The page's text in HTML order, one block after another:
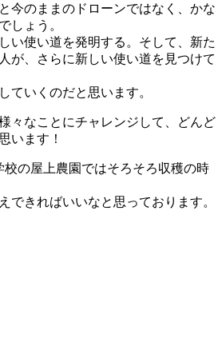
今のままのドローンではなく、かな
しょう。
い使い道を発明する。そして、新た
が、さらに新しい使い道を見つけて
ていくのだと思います。
々なことにチャレンジして、どんど
います！
校の屋上農園ではそろそろ収穫の時
できればいいなと思っております。